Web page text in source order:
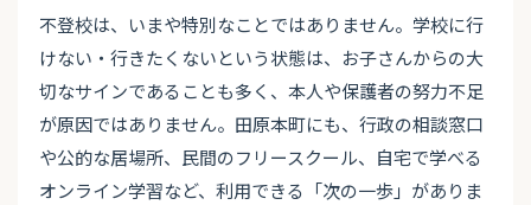
不登校は、いまや特別なことではありません。学校に行
けない・行きたくないという状態は、お子さんからの大
切なサインであることも多く、本人や保護者の努力不足
が原因ではありません。田原本町にも、行政の相談窓口
や公的な居場所、民間のフリースクール、自宅で学べる
オンライン学習など、利用できる「次の一歩」がありま